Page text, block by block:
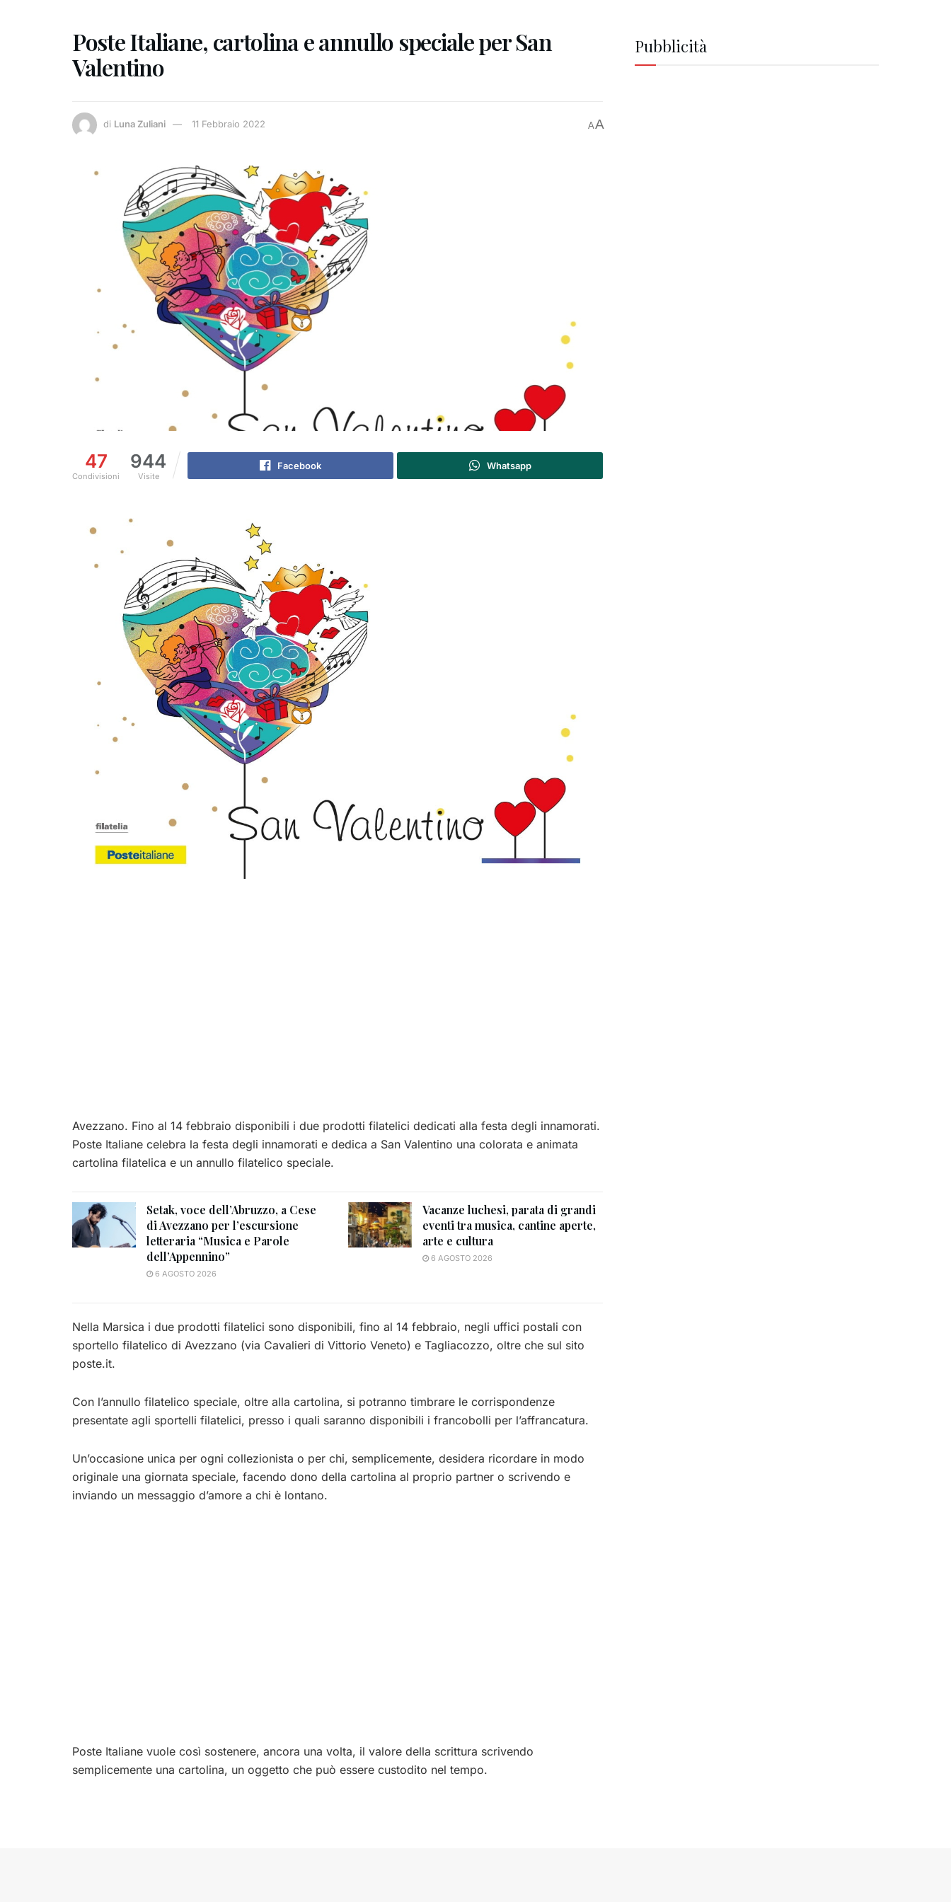
Poste Italiane, cartolina e annullo speciale per San
Valentino
di Luna Zuliani 11 Febbraio 2022 AA
47
Condivisioni
944
Visite
Facebook Whatsapp
Avezzano. Fino al 14 febbraio disponibili i due prodotti filatelici dedicati alla festa degli innamorati.
Poste Italiane celebra la festa degli innamorati e dedica a San Valentino una colorata e animata
cartolina filatelica e un annullo filatelico speciale.
Setak, voce dell’Abruzzo, a Cese
di Avezzano per l’escursione
letteraria “Musica e Parole
dell’Appennino”
6 AGOSTO 2026
Vacanze luchesi, parata di grandi
eventi tra musica, cantine aperte,
arte e cultura
6 AGOSTO 2026
Nella Marsica i due prodotti filatelici sono disponibili, fino al 14 febbraio, negli uffici postali con
sportello filatelico di Avezzano (via Cavalieri di Vittorio Veneto) e Tagliacozzo, oltre che sul sito
poste.it.
Con l’annullo filatelico speciale, oltre alla cartolina, si potranno timbrare le corrispondenze
presentate agli sportelli filatelici, presso i quali saranno disponibili i francobolli per l’affrancatura.
Un’occasione unica per ogni collezionista o per chi, semplicemente, desidera ricordare in modo
originale una giornata speciale, facendo dono della cartolina al proprio partner o scrivendo e
inviando un messaggio d’amore a chi è lontano.
Poste Italiane vuole così sostenere, ancora una volta, il valore della scrittura scrivendo
semplicemente una cartolina, un oggetto che può essere custodito nel tempo.
Pubblicità